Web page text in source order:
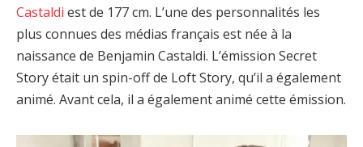
Castaldi est de 177 cm. L’une des personnalités les
plus connues des médias français est née à la
naissance de Benjamin Castaldi. L’émission Secret
Story était un spin-off de Loft Story, qu’il a également
animé. Avant cela, il a également animé cette émission.